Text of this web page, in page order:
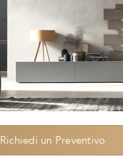
Richiedi un Preventivo